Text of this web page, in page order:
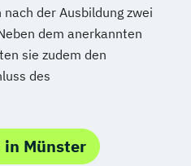
der Ausbildung zwei
dem anerkannten
sie zudem den
des
in Münster